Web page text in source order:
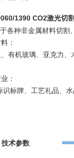
1390 CO2激光切
各种非金属材料切割
：
有机玻璃、亚克力、
：
标牌、工艺礼品、水
技术参数